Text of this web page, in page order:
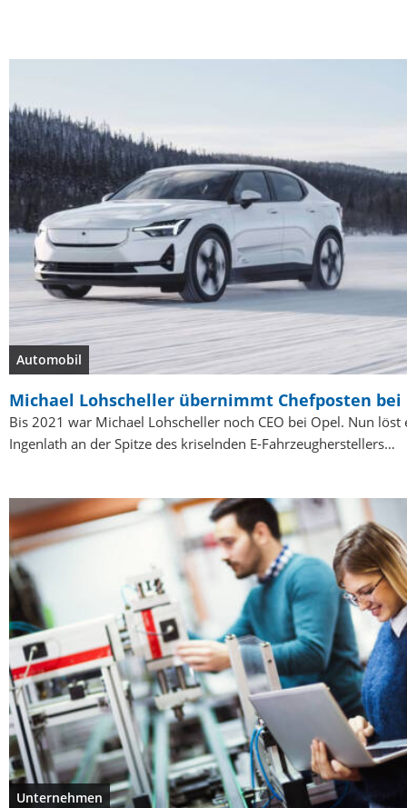
Automobil
Michael Lohscheller übernimmt Chefposten bei
Bis 2021 war Michael Lohscheller noch CEO bei Opel. Nun löst
Ingenlath an der Spitze des kriselnden E-Fahrzeugherstellers…
Unternehmen